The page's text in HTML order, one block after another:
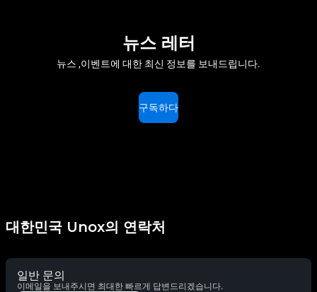
뉴스 레터
뉴스 ,이벤트에 대한 최신 정보를 보내드립니다.
구독하다
대한민국 Unox의 연락처
일반 문의
이메일을 보내주시면 최대한 빠르게 답변드리겠습니다.